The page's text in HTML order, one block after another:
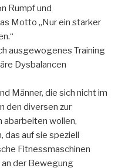
Rumpf und
Motto „Nur ein starker
ausgewogenes Training
Dysbalancen
Männer, die sich nicht im
den diversen zur
wollen,
das auf sie speziell
Fitnessmaschinen
an der Bewegung